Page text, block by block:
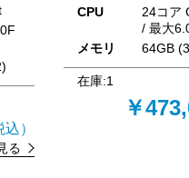
）
る
CPU
24コア
/ 最大
メモリ
64GB
在庫:1
￥